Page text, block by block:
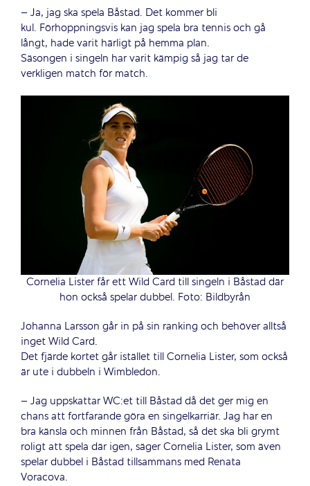
– Ja, jag ska spela Båstad. Det kommer bli
kul. Förhoppningsvis kan jag spela bra tennis och gå
långt, hade varit härligt på hemma plan.
Säsongen i singeln har varit kämpig så jag tar de
verkligen match för match.
Cornelia Lister får ett Wild Card till singeln i Båstad där
hon också spelar dubbel. Foto: Bildbyrån
Johanna Larsson går in på sin ranking och behöver alltså
inget Wild Card.
Det fjärde kortet går istället till Cornelia Lister, som också
är ute i dubbeln i Wimbledon.
– Jag uppskattar WC:et till Båstad då det ger mig en
chans att fortfarande göra en singelkarriär. Jag har en
bra känsla och minnen från Båstad, så det ska bli grymt
roligt att spela där igen, säger Cornelia Lister, som även
spelar dubbel i Båstad tillsammans med Renata
Voracova.